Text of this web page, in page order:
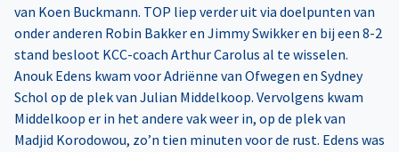
van Koen Buckmann. TOP liep verder uit via doelpunten van
onder anderen Robin Bakker en Jimmy Swikker en bij een 8-2
stand besloot KCC-coach Arthur Carolus al te wisselen.
Anouk Edens kwam voor Adriënne van Ofwegen en Sydney
Schol op de plek van Julian Middelkoop. Vervolgens kwam
Middelkoop er in het andere vak weer in, op de plek van
Madjid Korodowou, zo’n tien minuten voor de rust. Edens was